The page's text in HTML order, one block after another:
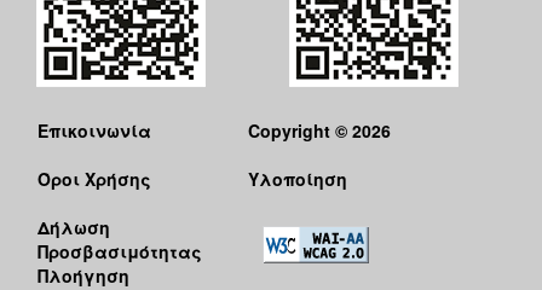
Επικοινωνία
Όροι Χρήσης
Δήλωση
Προσβασιμότητας
Πλοήγηση
Copyright © 2026
Υλοποίηση